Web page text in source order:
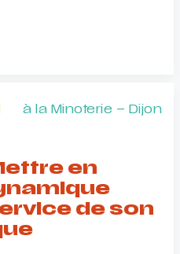
à la Minoterie – Dijon
en
de son